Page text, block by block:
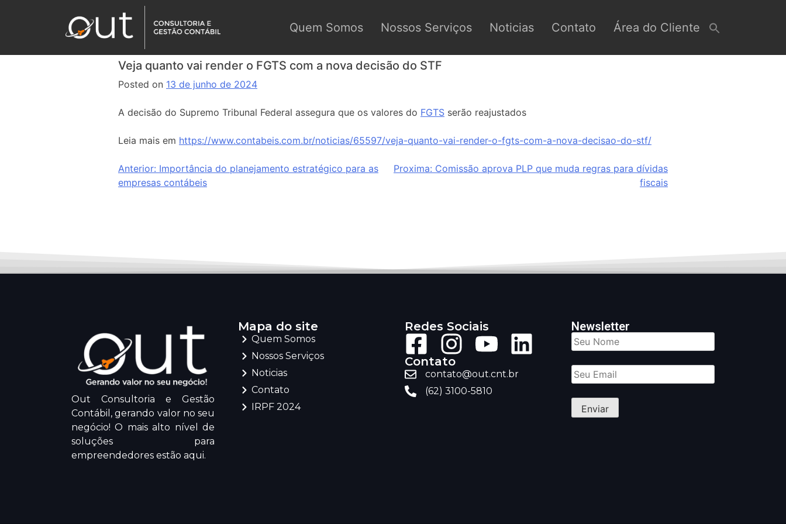
Quem Somos Nossos Serviços Noticias Contato Área do Cliente
Veja quanto vai render o FGTS com a nova decisão do STF
Posted on 13 de junho de 2024
A decisão do Supremo Tribunal Federal assegura que os valores do FGTS serão reajustados
Leia mais em https://www.contabeis.com.br/noticias/65597/veja-quanto-vai-render-o-fgts-com-a-nova-decisao-do-stf/
Anterior: Importância do planejamento estratégico para as
empresas contábeis
Proxima: Comissão aprova PLP que muda regras para dívidas
fiscais
Out Consultoria e Gestão
Contábil, gerando valor no seu
negócio! O mais alto nível de
soluções para
empreendedores estão aqui.
Mapa do site
Quem Somos
Nossos Serviços
Noticias
Contato
IRPF 2024
Redes Sociais
Contato
contato@out.cnt.br
(62) 3100-5810
Newsletter